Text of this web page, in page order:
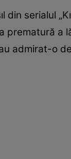
serialul
prematură a
admirat-o